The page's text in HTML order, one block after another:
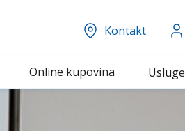
Kontakt
Online kupovina Usluge